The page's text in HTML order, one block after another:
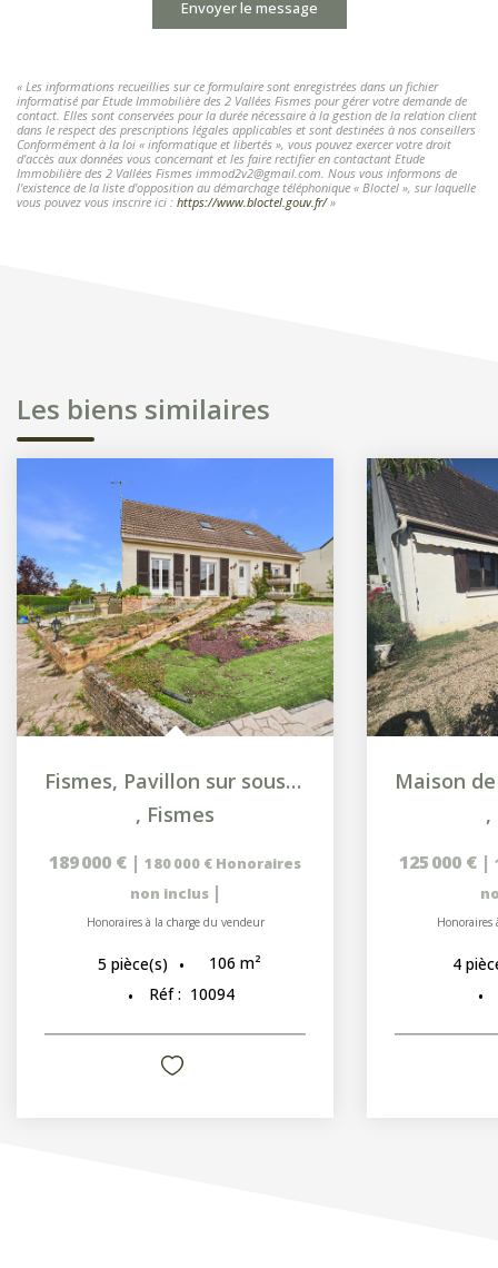
Envoyer le message
« Les informations recueillies sur ce formulaire sont enregistrées dans un fichier
informatisé par Etude Immobilière des 2 Vallées Fismes pour gérer votre demande de
contact. Elles sont conservées pour la durée nécessaire à la gestion de la relation client
dans le respect des prescriptions légales applicables et sont destinées à nos conseillers
Conformément à la loi « informatique et libertés », vous pouvez exercer votre droit
d'accès aux données vous concernant et les faire rectifier en contactant Etude
Immobilière des 2 Vallées Fismes immod2v2@gmail.com. Nous vous informons de
l'existence de la liste d'opposition au démarchage téléphonique « Bloctel », sur laquelle
vous pouvez vous inscrire ici : https://www.bloctel.gouv.fr/»
Les biens similaires
Fismes, Pavillon sur sous-sol complet avec vie de...
, Fismes
189 000 € | 180 000 € Honoraires
non inclus |
Honoraires à la charge du vendeur
5 pièce(s) 106 m²
Réf : 10094
,
125 000 € |
Honoraires
4